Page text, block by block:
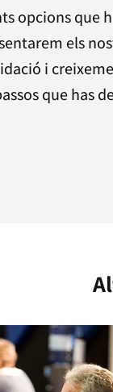
opcions que
els
i
que has